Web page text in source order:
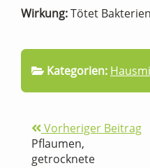
Wirkung:Tötet
Kategorien:
Vorheriger Beitrag
Pflaumen,
getrocknete